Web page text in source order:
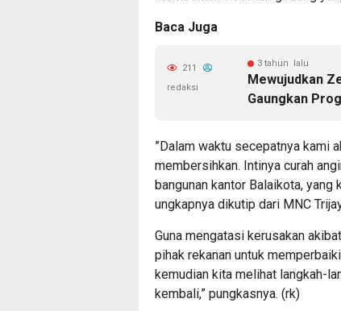
Baca Juga
3 tahun lalu
Mewujudkan
Gaungkan
211
redaksi
”Dalam waktu secepatnya kami
membersihkan. Intinya curah
bangunan kantor Balaikota, yang
ungkapnya dikutip dari MNC
Guna mengatasi kerusakan
pihak rekanan untuk
kemudian kita melihat langkah-
kembali,” pungkasnya. (rk)